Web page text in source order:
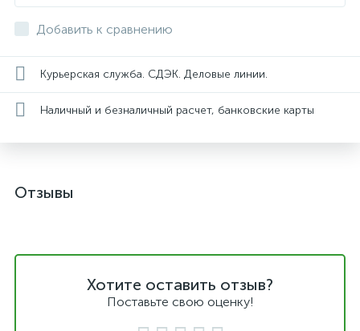
Добавить к сравнению
Курьерская служба. СДЭК. Деловые линии.
Наличный и безналичный расчет, банковские карты
Отзывы
Хотите оставить отзыв?
Поставьте свою оценку!